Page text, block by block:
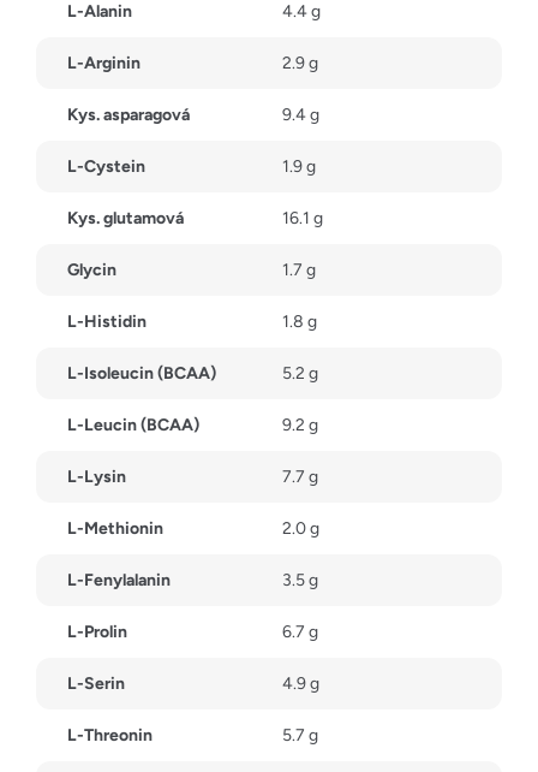
L-Alanin 4.4 g
L-Arginin 2.9 g
Kys. asparagová 9.4 g
L-Cystein 1.9 g
Kys. glutamová 16.1 g
Glycin 1.7 g
L-Histidin 1.8 g
L-Isoleucin (BCAA) 5.2 g
L-Leucin (BCAA) 9.2 g
L-Lysin 7.7 g
L-Methionin 2.0 g
L-Fenylalanin 3.5 g
L-Prolin 6.7 g
L-Serin 4.9 g
L-Threonin 5.7 g